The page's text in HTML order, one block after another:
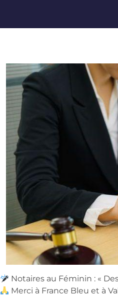
Notaires au Féminin : «
Merci à France Bleu et à